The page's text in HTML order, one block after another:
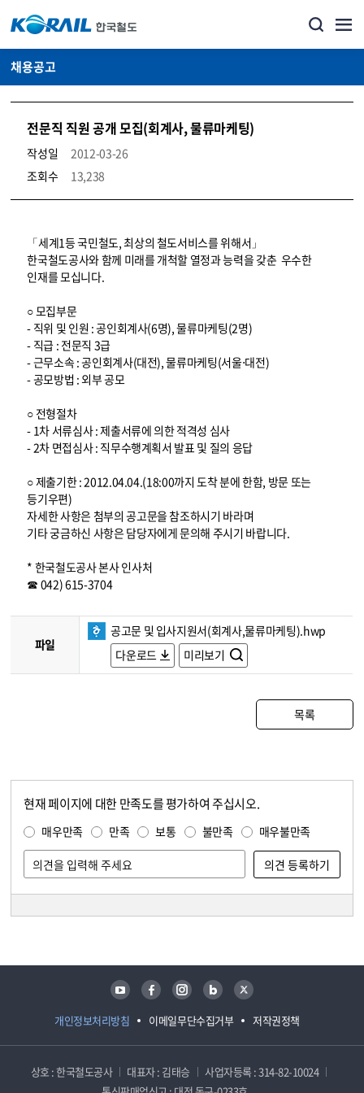
채용공고
전문직 직원 공개 모집(회계사, 물류마케팅)
작성일
2012-03-26
조회수
13,238
코레일소개_경영공시_채용공고 상세보기 – 내용, 파일, 담당자 연락처로 구성
「세계1등 국민철도, 최상의 철도서비스를 위해서」
한국철도공사와 함께 미래를 개척할 열정과 능력을 갖춘 우수한
인재를 모십니다.
○ 모집부문
- 직위 및 인원 : 공인회계사(6명), 물류마케팅(2명)
- 직급 : 전문직 3급
- 근무소속 : 공인회계사(대전), 물류마케팅(서울⋅대전)
- 공모방법 : 외부 공모
○ 전형절차
- 1차 서류심사 : 제출서류에 의한 적격성 심사
- 2차 면접심사 : 직무수행계획서 발표 및 질의 응답
○ 제출기한 : 2012.04.04.(18:00까지 도착 분에 한함, 방문 또는
등기우편)
자세한 사항은 첨부의 공고문을 참조하시기 바라며
기타 궁금하신 사항은 담당자에게 문의해 주시기 바랍니다.
* 한국철도공사 본사 인사처
☎ 042) 615-3704
파일
공고문 및 입사지원서(회계사,물류마케팅).hwp
다운로드
미리보기
목록
현재 페이지에 대한 만족도를 평가하여 주십시오.
매우만족 만족 보통 불만족 매우불만족
개인정보처리방침 이메일무단수집거부 저작권정책
유튜브 페이스북 인스타그램 블로그 트위터
상호 : 한국철도공사 대표자 : 김태승
사업자등록 : 314-82-10024